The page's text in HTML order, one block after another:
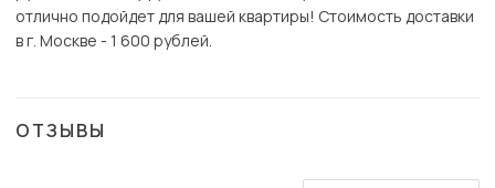
отлично подойдет для вашей квартиры! Стоимость доставки
в г. Москве - 1 600 рублей.
ОТЗЫВЫ